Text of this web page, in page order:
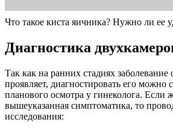
Что такое киста яичника? Нужно ли ее
Диагностика
Так как на ранних стадиях заболевание
проявляет, диагностировать его можно
планового осмотра у гинеколога. Если
вышеуказанная симптоматика, то
исследования: